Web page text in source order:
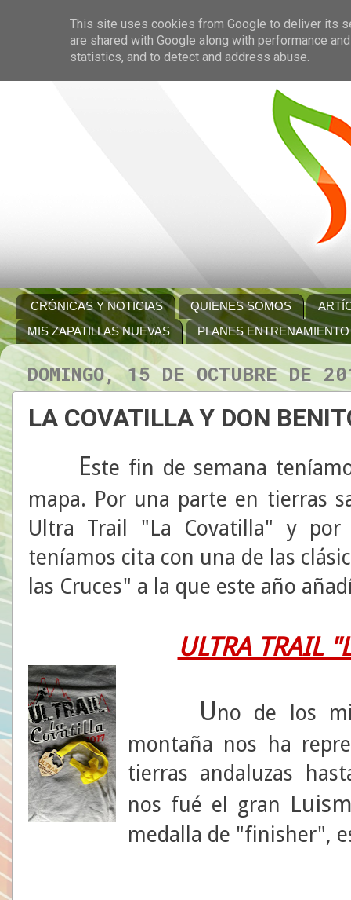
CRÓNICAS Y NOTICIAS QUIENES SOMOS
MIS ZAPATILLAS NUEVAS
PLANES ENTRENAMIENTO
DOMINGO, 15 DE OCTUBRE DE
LA COVATILLA Y DON
Este fin de semana
mapa. Por una parte en tierras
Ultra Trail "La Covatilla" y
teníamos cita con una de las
las Cruces" a la que este año
ULTRA TRAIL
Uno de los
montaña nos ha
tierras andaluzas
nos fué el gran
medalla de "finisher",
This site uses cookies from Google to deliver its
are shared with Google along with performance
statistics, and to detect and address abuse.